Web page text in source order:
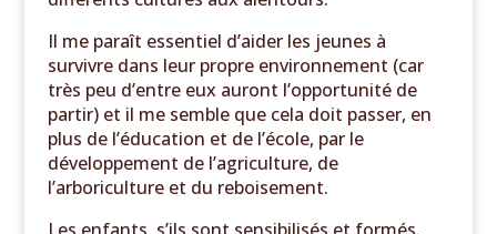
Il me paraît essentiel d’aider les jeunes à
survivre dans leur propre environnement (car
très peu d’entre eux auront l’opportunité de
partir) et il me semble que cela doit passer, en
plus de l’éducation et de l’école, par le
développement de l’agriculture, de
l’arboriculture et du reboisement.